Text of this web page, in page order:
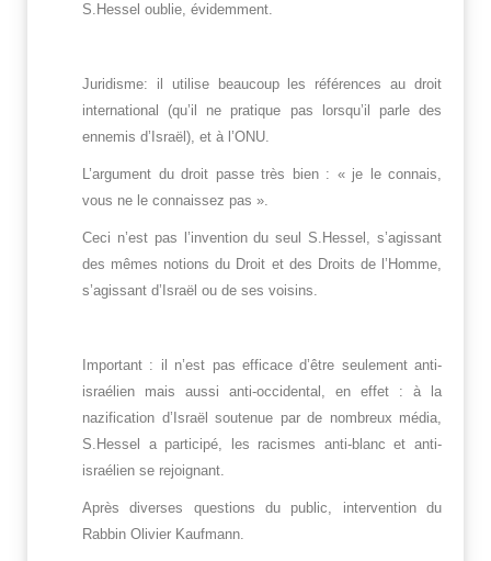
S.Hessel oublie, évidemment.
Juridisme: il utilise beaucoup les références au droit
international (qu’il ne pratique pas lorsqu’il parle des
ennemis d’Israël), et à l’ONU.
L’argument du droit passe très bien : « je le connais,
vous ne le connaissez pas ».
Ceci n’est pas l’invention du seul S.Hessel, s’agissant
des mêmes notions du Droit et des Droits de l’Homme,
s’agissant d’Israël ou de ses voisins.
Important : il n’est pas efficace d’être seulement anti-
israélien mais aussi anti-occidental, en effet : à la
nazification d’Israël soutenue par de nombreux média,
S.Hessel a participé, les racismes anti-blanc et anti-
israélien se rejoignant.
Après diverses questions du public, intervention du
Rabbin Olivier Kaufmann.